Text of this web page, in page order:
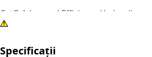
Cat® Advanced Efficiency Hydraulic
Filters provide increased
media, our filters offer higher
Specificații